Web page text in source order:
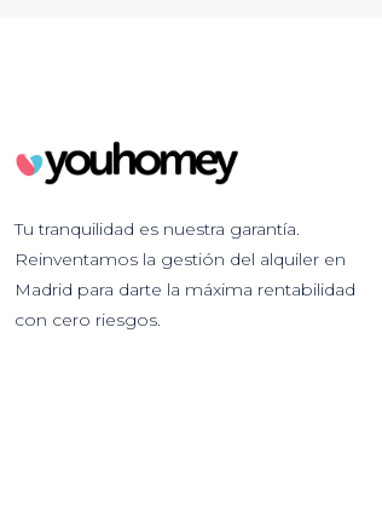
Tu tranquilidad es nuestra garantía.
Reinventamos la gestión del alquiler en
Madrid para darte la máxima rentabilidad
con cero riesgos.